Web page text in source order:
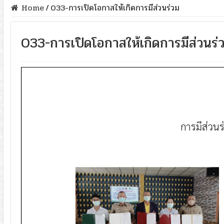
Home/033-การเปิดโอกาสให้เกิดการมีส่วนร่วม
033-การเปิดโอกาสให้เกิดการมีส่วนร่